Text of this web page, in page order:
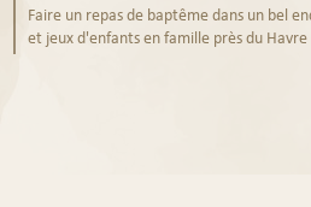
Faire un repas de baptême dans un bel
et jeux d'enfants en famille près du